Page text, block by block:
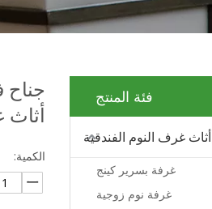
جناح
أثاث
الكمية:
فئة المنتج
أثاث غرف النوم الفندقية
غرفة بسرير كينج
غرفة نوم زوجية